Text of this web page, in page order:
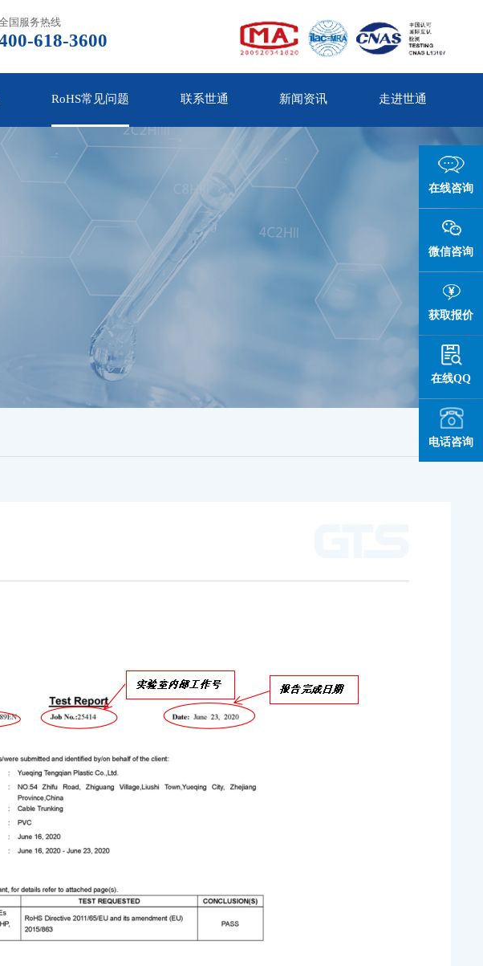
国服务热线
618-3600
RoHS常见问题 联系世通 新闻资讯 走进世通
在线咨询
微信咨询
获取报价
在线QQ
电话咨询